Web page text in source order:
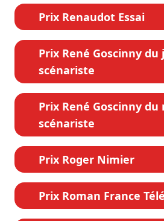
Prix Renaudot Essai
Prix René Goscinny du
scénariste
Prix René Goscinny
scénariste
Prix Roger Nimier
Prix Roman France